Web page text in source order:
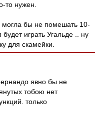
то нужен.
бы не помешать 10-
играть Угальде .. ну
для скамейки.
явно бы не
тобою нет
только